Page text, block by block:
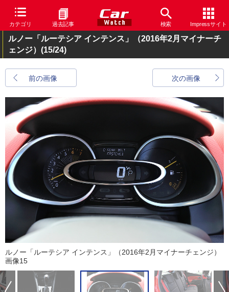
カテゴリ 過去記事 検索 Impressサイト
ルノー「ルーテシア インテンス」（2016年2月マイナーチ
ェンジ） (15/24)
前の画像 次の画像
ルノー「ルーテシア インテンス」（2016年2月マイナーチェンジ）
画像15